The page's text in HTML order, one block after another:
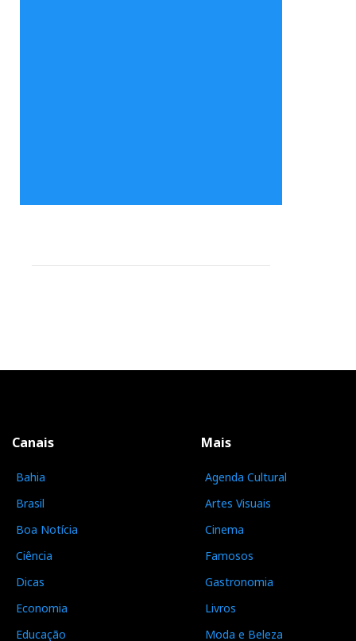
Canais
Bahia
Brasil
Boa Notícia
Ciência
Dicas
Economia
Educação
Mais
Agenda Cultural
Artes Visuais
Cinema
Famosos
Gastronomia
Livros
Moda e Beleza